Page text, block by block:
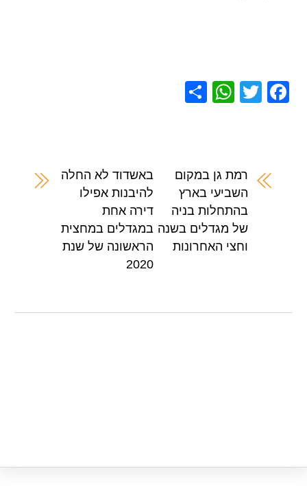
F
b
T
W
A
p
p
רמת גן במקום
השביעי בארץ
בהתחלות בניה
של מגדלים בשנה
וחצי האחרונות
באשדוד לא החלה
להיבנות אפילו
דירה אחת
במגדלים במחצית
הראשונה של שנת
2020